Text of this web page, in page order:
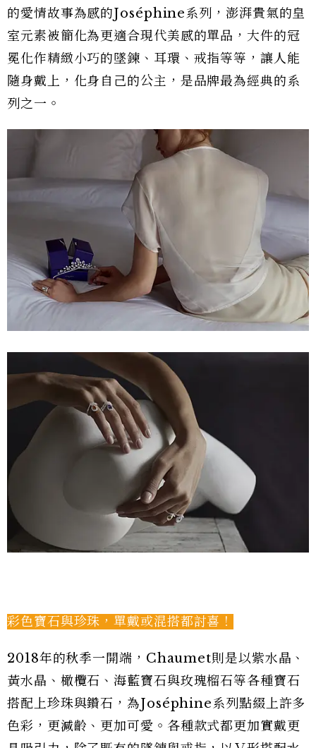
的愛情故事為感的Joséphine系列，澎湃貴氣的皇
室元素被簡化為更適合現代美感的單品，大件的冠
冕化作精緻小巧的墜鍊、耳環、戒指等等，讓人能
隨身戴上，化身自己的公主，是品牌最為經典的系
列之一。
彩色寶石與珍珠，單戴或混搭都討喜！
2018年的秋季一開端，Chaumet則是以紫水晶、
黃水晶、橄欖石、海藍寶石與玫瑰榴石等各種寶石
搭配上珍珠與鑽石，為Joséphine系列點綴上許多
色彩，更減齡、更加可愛。各種款式都更加實戴更